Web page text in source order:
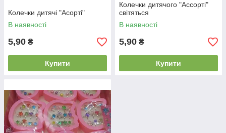
Колечки дитячі "Асорті"
В наявності
5,90 ₴
Купити
Колечки дитячого "Ассорті"
світяться
В наявності
5,90 ₴
Купити